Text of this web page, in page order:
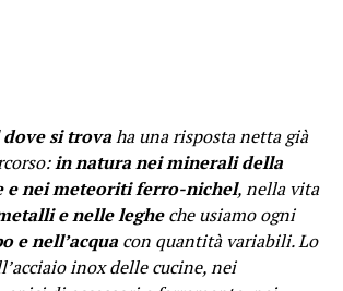
si trovaha una risposta netta già
in natura nei minerali della
e nei meteoriti ferro-nichel, nella vita
e nelle legheche usiamo ogni
e nell’acquacon quantità variabili. Lo
inox delle cucine, nei